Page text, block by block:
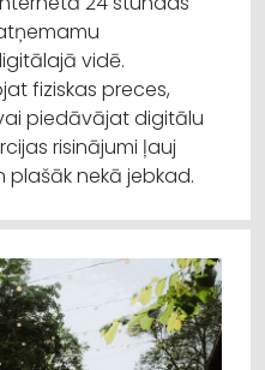
vidē.
fiziskas preces,
piedāvājat digitālu
risinājumi ļauj
plašāk nekā jebkad.